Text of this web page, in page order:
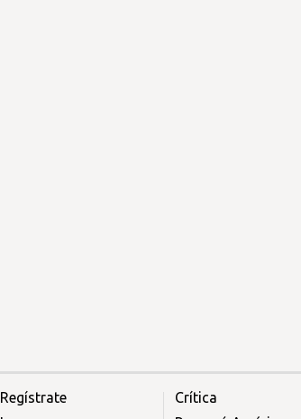
Regístrate
Crítica